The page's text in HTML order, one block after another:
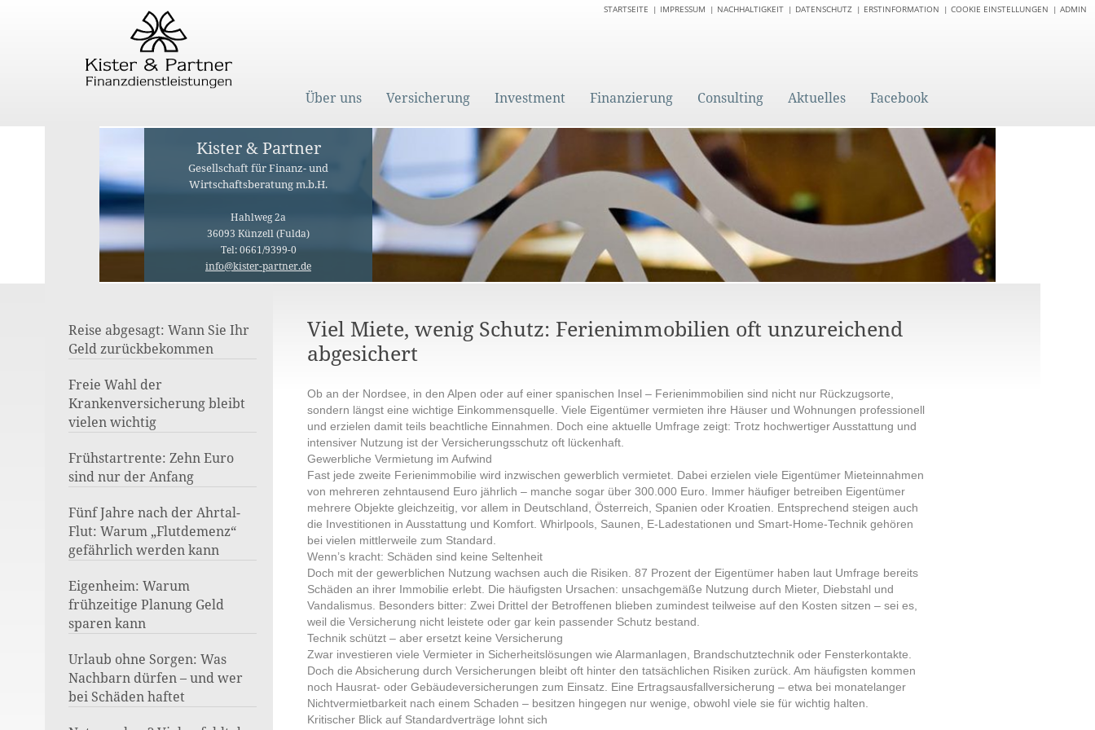
Über uns Versicherung Investment Finanzierung Consulting Aktuelles Facebook
STARTSEITE IMPRESSUM NACHHALTIGKEIT DATENSCHUTZ ERSTINFORMATION COOKIE EINSTELLUNGEN ADMIN
Kister & Partner
Gesellschaft für Finanz- und
Wirtschaftsberatung m.b.H.
Hahlweg 2a
36093 Künzell (Fulda)
Tel: 0661/9399-0
info@kister-partner.de
Reise abgesagt: Wann Sie Ihr
Geld zurückbekommen
Freie Wahl der
Krankenversicherung bleibt
vielen wichtig
Frühstartrente: Zehn Euro
sind nur der Anfang
Fünf Jahre nach der Ahrtal-
Flut: Warum „Flutdemenz“
gefährlich werden kann
Eigenheim: Warum
frühzeitige Planung Geld
sparen kann
Urlaub ohne Sorgen: Was
Nachbarn dürfen – und wer
bei Schäden haftet
Viel Miete, wenig Schutz: Ferienimmobilien oft unzureichend
abgesichert
Ob an der Nordsee, in den Alpen oder auf einer spanischen Insel – Ferienimmobilien sind nicht nur Rückzugsorte,
sondern längst eine wichtige Einkommensquelle. Viele Eigentümer vermieten ihre Häuser und Wohnungen professionell
und erzielen damit teils beachtliche Einnahmen. Doch eine aktuelle Umfrage zeigt: Trotz hochwertiger Ausstattung und
intensiver Nutzung ist der Versicherungsschutz oft lückenhaft.
Gewerbliche Vermietung im Aufwind
Fast jede zweite Ferienimmobilie wird inzwischen gewerblich vermietet. Dabei erzielen viele Eigentümer Mieteinnahmen
von mehreren zehntausend Euro jährlich – manche sogar über 300.000 Euro. Immer häufiger betreiben Eigentümer
mehrere Objekte gleichzeitig, vor allem in Deutschland, Österreich, Spanien oder Kroatien. Entsprechend steigen auch
die Investitionen in Ausstattung und Komfort. Whirlpools, Saunen, E-Ladestationen und Smart-Home-Technik gehören
bei vielen mittlerweile zum Standard.
Wenn’s kracht: Schäden sind keine Seltenheit
Doch mit der gewerblichen Nutzung wachsen auch die Risiken. 87 Prozent der Eigentümer haben laut Umfrage bereits
Schäden an ihrer Immobilie erlebt. Die häufigsten Ursachen: unsachgemäße Nutzung durch Mieter, Diebstahl und
Vandalismus. Besonders bitter: Zwei Drittel der Betroffenen blieben zumindest teilweise auf den Kosten sitzen – sei es,
weil die Versicherung nicht leistete oder gar kein passender Schutz bestand.
Technik schützt – aber ersetzt keine Versicherung
Zwar investieren viele Vermieter in Sicherheitslösungen wie Alarmanlagen, Brandschutztechnik oder Fensterkontakte.
Doch die Absicherung durch Versicherungen bleibt oft hinter den tatsächlichen Risiken zurück. Am häufigsten kommen
noch Hausrat- oder Gebäudeversicherungen zum Einsatz. Eine Ertragsausfallversicherung – etwa bei monatelanger
Nichtvermietbarkeit nach einem Schaden – besitzen hingegen nur wenige, obwohl viele sie für wichtig halten.
Kritischer Blick auf Standardverträge lohnt sich